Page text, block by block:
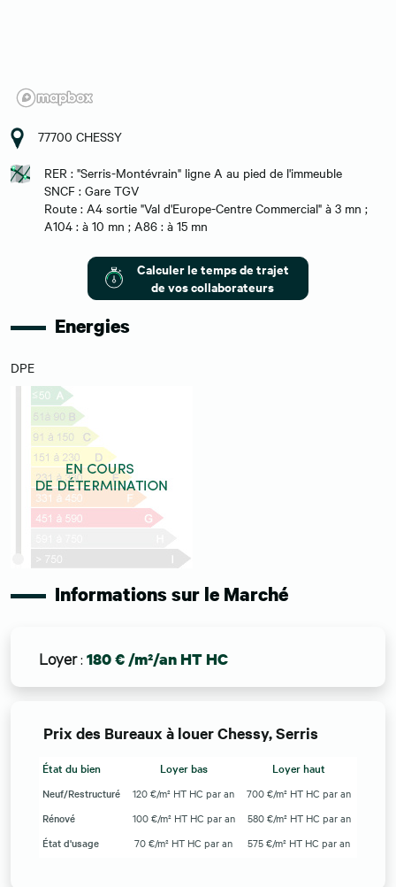
77700 CHESSY
RER : "Serris-Montévrain" ligne A au pied de l'immeuble
SNCF : Gare TGV
Route : A4 sortie "Val d'Europe-Centre Commercial" à 3 mn ;
A104 : à 10 mn ; A86 : à 15 mn
Calculer le temps de trajet
de vos collaborateurs
Energies
DPE
Informations sur le Marché
Loyer: 180 € /m²/an HT HC
Prix des Bureaux à louer Chessy, Serris
État du bien Loyer bas Loyer haut
Neuf/Restructuré 120 €/m² HT HC par an
700 €/m² HT HC par an
Rénové
100 €/m² HT HC par an
580 €/m² HT HC par an
État d'usage
70 €/m² HT HC par an 575 €/m² HT HC par an